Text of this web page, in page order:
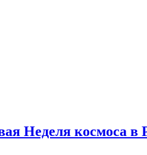
Неделя космоса в